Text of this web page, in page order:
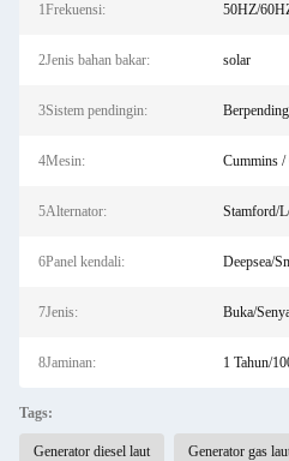
1Frekuensi: 50HZ/
2Jenis bahan bakar: solar
3Sistem pendingin:
4Mesin: Cummins
5Alternator: Stamford/
6Panel kendali: Deepsea/
7Jenis: Buka/
8Jaminan: 1 Tahun/
Tags:
Generator diesel laut Generator gas